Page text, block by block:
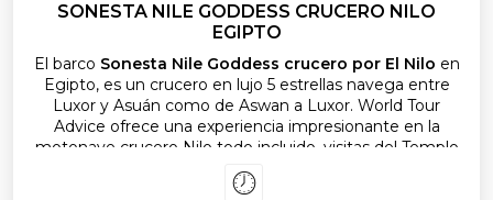
SONESTA NILE GODDESS CRUCERO NILO
EGIPTO
El barco Sonesta Nile Goddess crucero por El Nilo en
Egipto, es un crucero en lujo 5 estrellas navega entre
Luxor y Asuán como de Aswan a Luxor. World Tour
Advice ofrece una experiencia impresionante en la
motonave crucero Nilo todo incluido, visitas del Templo
del Karnak, el Templo de Luxor, Edfu, kom Ombo, Filae y
Abu Simbel la maravilla de templos egipcios. Acompañar